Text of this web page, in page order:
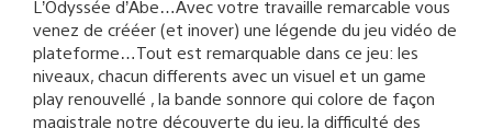
L’Odyssée d’Abe…Avec votre travaille remarcable vous
venez de crééer (et inover) une légende du jeu vidéo de
plateforme…Tout est remarquable dans ce jeu: les
niveaux, chacun differents avec un visuel et un game
play renouvellé , la bande sonnore qui colore de façon
magistrale notre découverte du jeu, la difficulté des